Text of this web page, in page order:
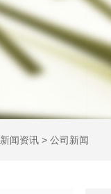
新闻资讯 > 公司新闻